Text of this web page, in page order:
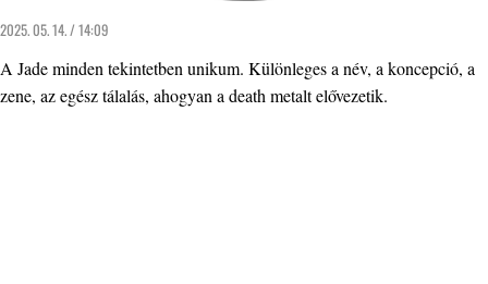
2025. 05. 14. / 14:09
A Jade minden tekintetben unikum. Különleges a név, a koncepció, a
zene, az egész tálalás, ahogyan a death metalt elővezetik.